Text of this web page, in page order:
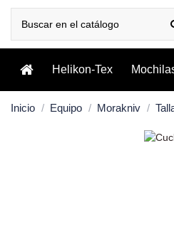
Helikon-Tex
Inicio Equipo Morakniv